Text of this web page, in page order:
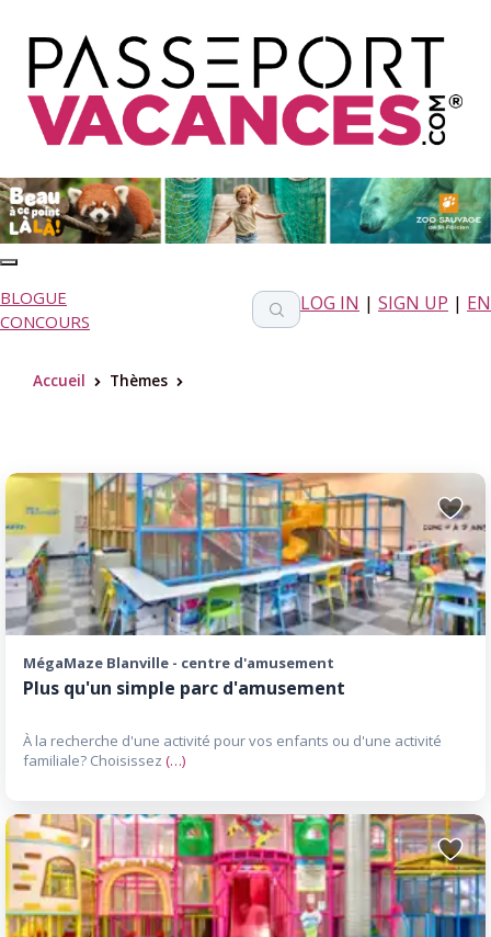
BLOGUE
CONCOURS
LOG IN | SIGN UP | EN
Accueil > Thèmes >
aux
favoris
MégaMaze Blanville - centre d'amusement
Plus qu'un simple parc d'amusement
À la recherche d'une activité pour vos enfants ou d'une activité
familiale? Choisissez (…)
aux
favoris